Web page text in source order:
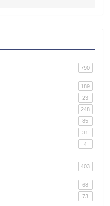
790
189
23
248
85
31
4
403
68
73